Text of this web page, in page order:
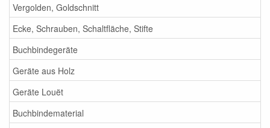
Vergolden, Goldschnitt
Ecke, Schrauben, Schaltfläche, Stifte
Buchbindegeräte
Geräte aus Holz
Geräte Louët
Buchbindematerial